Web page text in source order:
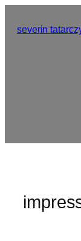
Inhalt
severin